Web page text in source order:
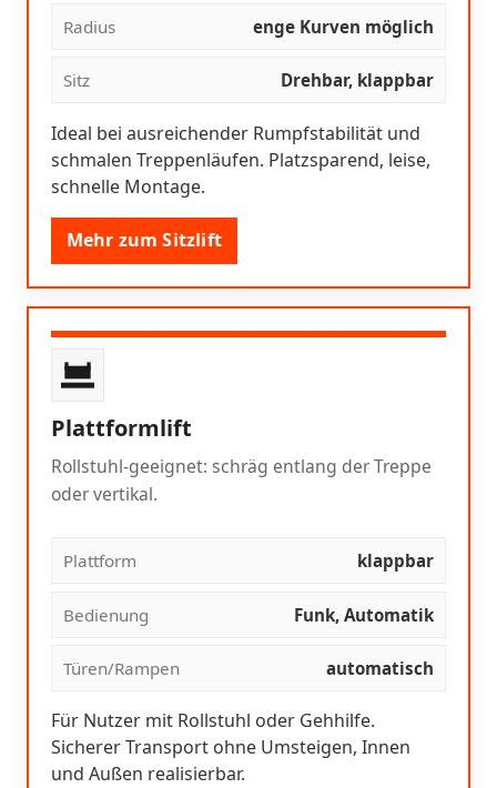
Radius enge Kurven möglich
Sitz Drehbar, klappbar
Ideal bei ausreichender Rumpfstabilität und
schmalen Treppenläufen. Platzsparend, leise,
schnelle Montage.
Mehr zum Sitzlift
Plattformlift
Rollstuhl-geeignet: schräg entlang der Treppe
oder vertikal.
Plattform klappbar
Bedienung Funk, Automatik
Türen/Rampen automatisch
Für Nutzer mit Rollstuhl oder Gehhilfe.
Sicherer Transport ohne Umsteigen, Innen
und Außen realisierbar.